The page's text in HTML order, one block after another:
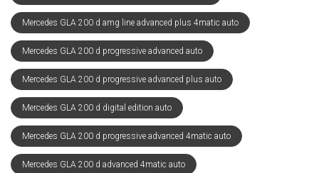
Mercedes GLA 200 d amg line advanced plus 4matic auto
Mercedes GLA 200 d progressive advanced auto
Mercedes GLA 200 d progressive advanced plus auto
Mercedes GLA 200 d digital edition auto
Mercedes GLA 200 d progressive advanced 4matic auto
Mercedes GLA 200 d advanced 4matic auto